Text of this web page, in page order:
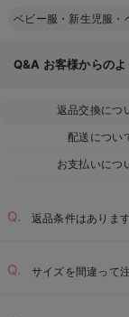
ベビー服・新生児服・
Q&A お客様からの
返品交換につ
配送につい
お支払いにつ
返品条件はありま
サイズを間違って